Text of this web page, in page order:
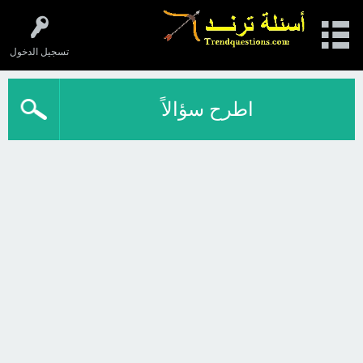
تسجيل الدخول
اطرح سؤالاً